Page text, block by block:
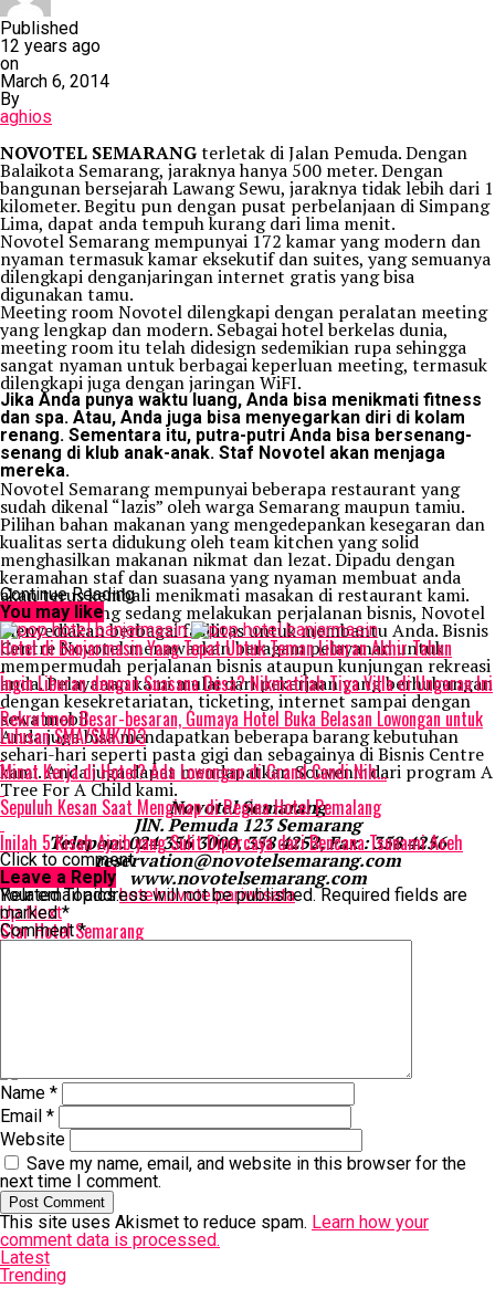
Published
12 years ago
on
March 6, 2014
By
aghios
NOVOTEL SEMARANGterletak di Jalan Pemuda. Dengan
Balaikota Semarang, jaraknya hanya 500 meter. Dengan
bangunan bersejarah Lawang Sewu, jaraknya tidak lebih dari 1
kilometer. Begitu pun dengan pusat perbelanjaan di Simpang
Lima, dapat anda tempuh kurang dari lima menit.
Novotel Semarang mempunyai 172 kamar yang modern dan
nyaman termasuk kamar eksekutif dan suites, yang semuanya
dilengkapi denganjaringan internet gratis yang bisa
digunakan tamu.
Meeting room Novotel dilengkapi dengan peralatan meeting
yang lengkap dan modern. Sebagai hotel berkelas dunia,
meeting room itu telah didesign sedemikian rupa sehingga
sangat nyaman untuk berbagai keperluan meeting, termasuk
dilengkapi juga dengan jaringan WiFI.
Jika Anda punya waktu luang, Anda bisa menikmati fitness
dan spa. Atau, Anda juga bisa menyegarkan diri di kolam
renang. Sementara itu, putra-putri Anda bisa bersenang-
senang di klub anak-anak. Staf Novotel akan menjaga
mereka.
Novotel Semarang mempunyai beberapa restaurant yang
sudah dikenal “lazis” oleh warga Semarang maupun tamiu.
Pilihan bahan makanan yang mengedepankan kesegaran dan
kualitas serta didukung oleh team kitchen yang solid
menghasilkan makanan nikmat dan lezat. Dipadu dengan
keramahan staf dan suasana yang nyaman membuat anda
akan terus kembali menikmati masakan di restaurant kami.
Bagi anda yang sedang melakukan perjalanan bisnis, Novotel
menyediakan berbagai fasilitas untuk membantu Anda. Bisnis
Centre Novotel menawarkan beragam pelayanan untuk
mempermudah perjalanan bisnis ataupun kunjungan rekreasi
anda. Pelayanan kami mulai dari pekerjaan yang berhubungan
dengan kesekretariatan, ticketing, internet sampai dengan
sewa mobil.
Anda juga bisa mendapatkan beberapa barang kebutuhan
sehari-hari seperti pasta gigi dan sebagainya di Bisnis Centre
kami. Anda juga dapat mendapatkan Souvenir dari program A
Tree For A Child kami.
Novotel Semarang
JlN. Pemuda 123 Semarang
Telepon: 024 356 3000, 358 4252, Fax : 358 4256
reservation@novotelsemarang.com
www.novotelsemarang.com
Related Topics:hotelnovotelpariwisata
Up Next
Star Hotel Semarang
Don't Miss
Continue Reading
You may like
Hotel di Banjarmasin Yang Tepat Untuk Teman Liburan Akhir Tahun
Ingin Liburan dengan Suasana Desa? Nikmatilah Tiga Villa di Ungaran Ini
Rekrutmen Besar-besaran, Gumaya Hotel Buka Belasan Lowongan untuk
Lulusan SMA/SMK/D3
Minat Kerja di Hotel? Ada Lowongan di Grand Candi Nih…
Sepuluh Kesan Saat Menginap di Regina Hotel Pemalang
Inilah 5 Kisah Ajaib yang Sulit Dipercaya dari Bencana Tsunami Aceh
Click to comment
Leave a Reply
Your email address will not be published. Required fields are
marked*
Comment*
Name *
Email *
Website
Save my name, email, and website in this browser for the
next time I comment.
This site uses Akismet to reduce spam. Learn how your
comment data is processed.
Latest
Trending